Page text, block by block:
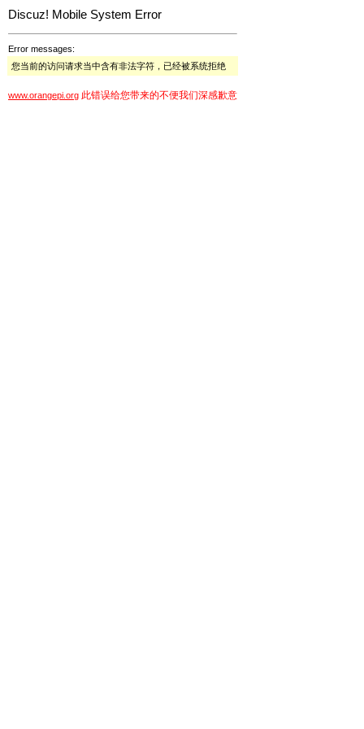
Discuz! Mobile System Error
Error messages:
您当前的访问请求当中含有非法字符，已经被系统拒绝
www.orangepi.org 此错误给您带来的不便我们深感歉意